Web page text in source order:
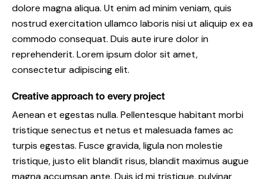
dolore magna aliqua. Ut enim ad minim veniam, quis
nostrud exercitation ullamco laboris nisi ut aliquip ex ea
commodo consequat. Duis aute irure dolor in
reprehenderit. Lorem ipsum dolor sit amet,
consectetur adipiscing elit.
Creative approach to every project
Aenean et egestas nulla. Pellentesque habitant morbi
tristique senectus et netus et malesuada fames ac
turpis egestas. Fusce gravida, ligula non molestie
tristique, justo elit blandit risus, blandit maximus augue